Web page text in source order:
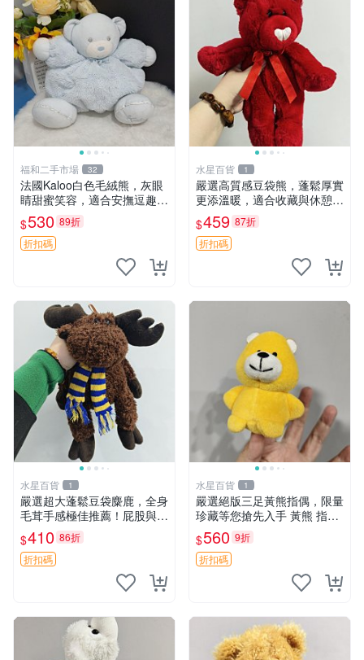
福和二手市場 32
法國Kaloo白色毛絨熊，灰眼
睛甜蜜笑容，適合安撫逗趣可
愛，柔軟面料手感佳。14 白
色安撫熊 毛絨玩具 寶寶逗樂
具
$530 89折
折扣碼
水星百貨 1
嚴選高質感豆袋熊，蓬鬆厚實
更添溫暖，適合收藏與休憩。
前胸填充飽滿，背部亦具優雅
設計。 豆袋熊 保暖 溫柔 蓬
松
$459 87折
折扣碼
水星百貨 1
嚴選超大蓬鬆豆袋麋鹿，全身
毛茸手感極佳推薦！屁股與四
肢填充均勻，適合收藏與孩童
共賞。 麋鹿 豆袋 毛茸玩具
$410 86折
折扣碼
水星百貨 1
嚴選絕版三足黃熊指偶，限量
珍藏等您搶先入手 黃熊 指偶
珍藏品
$560 9折
折扣碼